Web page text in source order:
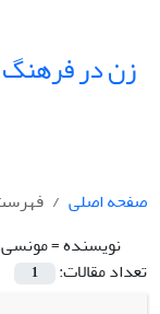
زن در
صفحه اصلی
نویسنده =
تعداد مقالات:
1